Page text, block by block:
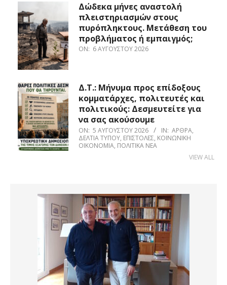
Δώδεκα μήνες αναστολή
πλειστηριασμών στους
πυρόπληκτους. Μετάθεση του
προβλήματος ή εμπαιγμός;
ON: 6 ΑΥΓΟΎΣΤΟΥ 2026
Δ.Τ.: Μήνυμα προς επίδοξους
κομματάρχες, πολιτευτές και
πολιτικούς: Δεσμευτείτε για
να σας ακούσουμε
ON: 5 ΑΥΓΟΎΣΤΟΥ 2026 IN: ΆΡΘΡΑ,
ΔΕΛΤΊΑ ΤΎΠΟΥ, ΕΠΙΣΤΟΛΈΣ, ΚΟΙΝΩΝΙΚΉ
ΟΙΚΟΝΟΜΊΑ, ΠΟΛΙΤΙΚΆ ΝΈΑ
VIEW ALL